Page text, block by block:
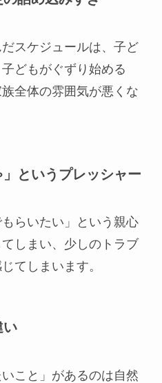
スケジュールは、子ど
どもがぐずり始める
全体の雰囲気が悪くな
というプレッシャー
もらいたい」という親心
しまい、少しのトラブ
てしまいます。
い
こと」があるのは自然